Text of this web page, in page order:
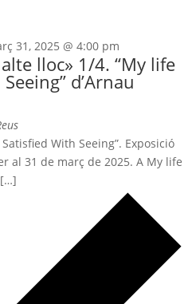
31, 2025 @ 4:00 pm
lloc» 1/4. “My life
d’Arnau
With Seeing”. Exposició
al 31 de març de 2025. A My life
[…]